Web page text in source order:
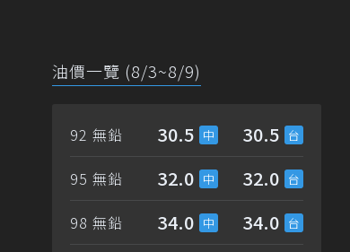
油價一覽 (8/3~8/9)
92 無鉛 30.5 30.5
95 無鉛 32.0 32.0
98 無鉛 34.0 34.0